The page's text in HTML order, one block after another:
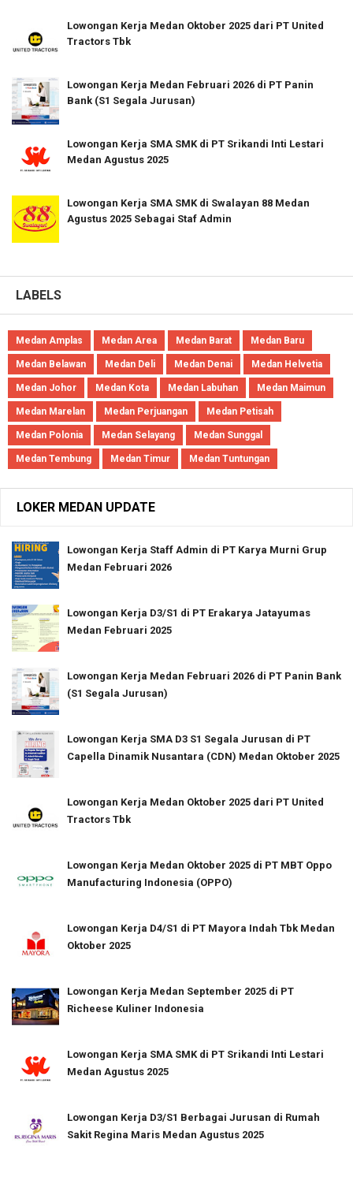
Lowongan Kerja Medan Oktober 2025 dari PT United
Tractors Tbk
Lowongan Kerja Medan Februari 2026 di PT Panin
Bank (S1 Segala Jurusan)
Lowongan Kerja SMA SMK di PT Srikandi Inti Lestari
Medan Agustus 2025
Lowongan Kerja SMA SMK di Swalayan 88 Medan
Agustus 2025 Sebagai Staf Admin
LABELS
Medan Amplas Medan Area Medan Barat Medan Baru
Medan Belawan Medan Deli Medan Denai Medan Helvetia
Medan Johor Medan Kota Medan Labuhan Medan Maimun
Medan Marelan Medan Perjuangan Medan Petisah
Medan Polonia Medan Selayang Medan Sunggal
Medan Tembung Medan Timur Medan Tuntungan
LOKER MEDAN UPDATE
Lowongan Kerja Staff Admin di PT Karya Murni Grup
Medan Februari 2026
Lowongan Kerja D3/S1 di PT Erakarya Jatayumas
Medan Februari 2025
Lowongan Kerja Medan Februari 2026 di PT Panin Bank
(S1 Segala Jurusan)
Lowongan Kerja SMA D3 S1 Segala Jurusan di PT
Capella Dinamik Nusantara (CDN) Medan Oktober 2025
Lowongan Kerja Medan Oktober 2025 dari PT United
Tractors Tbk
Lowongan Kerja Medan Oktober 2025 di PT MBT Oppo
Manufacturing Indonesia (OPPO)
Lowongan Kerja D4/S1 di PT Mayora Indah Tbk Medan
Oktober 2025
Lowongan Kerja Medan September 2025 di PT
Richeese Kuliner Indonesia
Lowongan Kerja SMA SMK di PT Srikandi Inti Lestari
Medan Agustus 2025
Lowongan Kerja D3/S1 Berbagai Jurusan di Rumah
Sakit Regina Maris Medan Agustus 2025